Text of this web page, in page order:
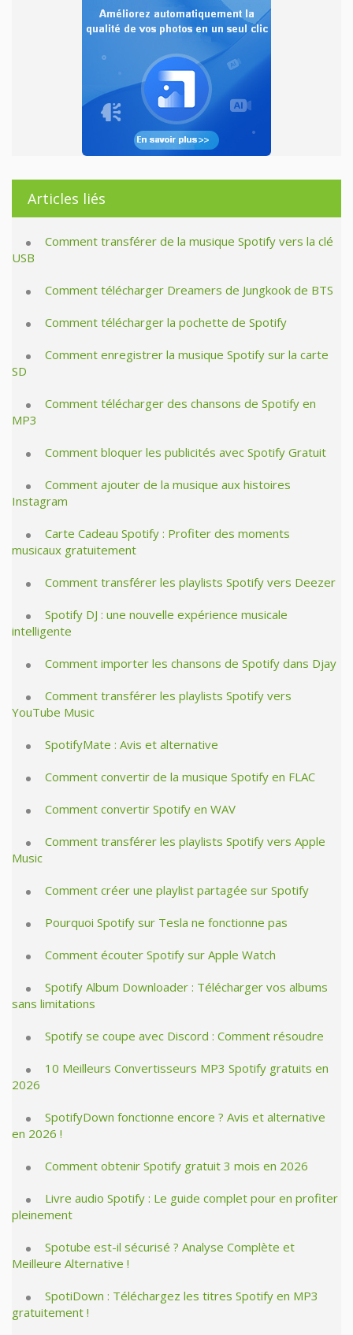
Articles liés
Comment transférer de la musique Spotify vers la clé
USB
Comment télécharger Dreamers de Jungkook de BTS
Comment télécharger la pochette de Spotify
Comment enregistrer la musique Spotify sur la carte
SD
Comment télécharger des chansons de Spotify en
MP3
Comment bloquer les publicités avec Spotify Gratuit
Comment ajouter de la musique aux histoires
Instagram
Carte Cadeau Spotify : Profiter des moments
musicaux gratuitement
Comment transférer les playlists Spotify vers Deezer
Spotify DJ : une nouvelle expérience musicale
intelligente
Comment importer les chansons de Spotify dans Djay
Comment transférer les playlists Spotify vers
YouTube Music
SpotifyMate : Avis et alternative
Comment convertir de la musique Spotify en FLAC
Comment convertir Spotify en WAV
Comment transférer les playlists Spotify vers Apple
Music
Comment créer une playlist partagée sur Spotify
Pourquoi Spotify sur Tesla ne fonctionne pas
Comment écouter Spotify sur Apple Watch
Spotify Album Downloader : Télécharger vos albums
sans limitations
Spotify se coupe avec Discord : Comment résoudre
10 Meilleurs Convertisseurs MP3 Spotify gratuits en
2026
SpotifyDown fonctionne encore ? Avis et alternative
en 2026 !
Comment obtenir Spotify gratuit 3 mois en 2026
Livre audio Spotify : Le guide complet pour en profiter
pleinement
Spotube est-il sécurisé ? Analyse Complète et
Meilleure Alternative !
SpotiDown : Téléchargez les titres Spotify en MP3
gratuitement !